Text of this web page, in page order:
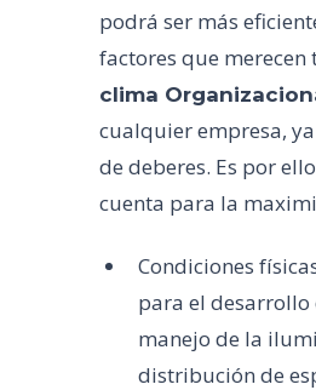
podrá ser más
factores que
clima
cualquier empresa,
de deberes. Es por
cuenta para la
Condiciones
para el desarrollo
manejo de la
distribución de